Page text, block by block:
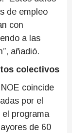
de empleo
con
a las
añadió.
colectivos
coincide
por el
programa
de 60